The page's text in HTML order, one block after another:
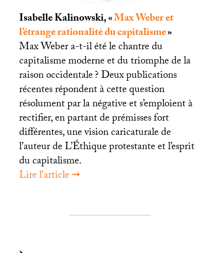
Isabelle Kalinowski, «Max Weber et
l’étrange rationalité du capitalisme»
Max Weber a-t-il été le chantre du
capitalisme moderne et du triomphe de la
raison occidentale? Deux publications
récentes répondent à cette question
résolument par la négative et s’emploient à
rectifier, en partant de prémisses fort
différentes, une vision caricaturale de
l’auteur de L’Éthique protestante et l’esprit
du capitalisme.
Lire l’article ➞